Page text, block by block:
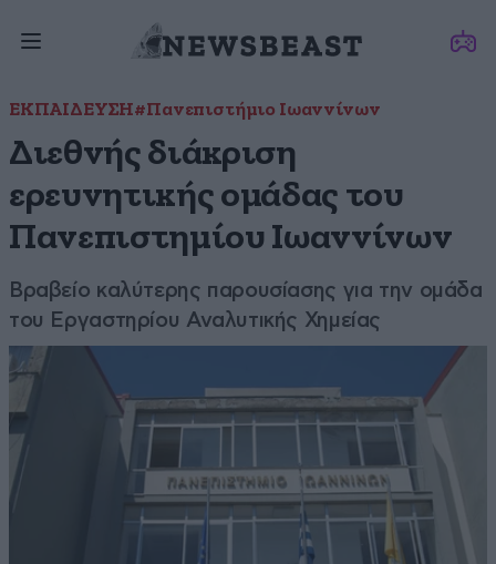
ΕΚΠΑΙΔΕΥΣΗ#Πανεπιστήμιο Ιωαννίνων
Διεθνής διάκριση
ερευνητικής ομάδας του
Πανεπιστημίου Ιωαννίνων
Βραβείο καλύτερης παρουσίασης για την ομάδα
του Εργαστηρίου Αναλυτικής Χημείας